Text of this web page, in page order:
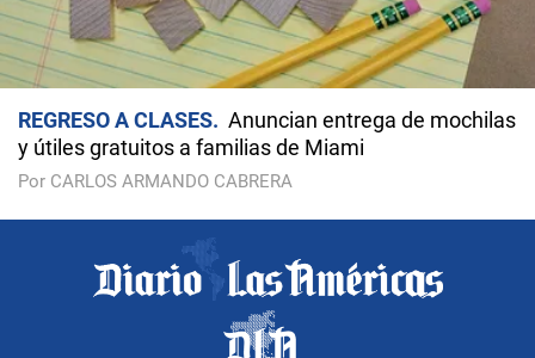
REGRESO A CLASES
Anuncian entrega de mochilas
y útiles gratuitos a familias de Miami
Por CARLOS ARMANDO CABRERA